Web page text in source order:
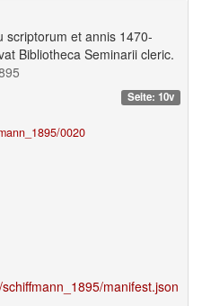
scriptorum et annis 1470-
Bibliotheca Seminarii cleric.
Seite: 10v
0020
manifest.json